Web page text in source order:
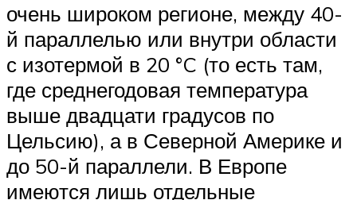
очень широком регионе, между 40-
й параллелью или внутри области
с изотермой в 20 °C (то есть там,
где среднегодовая температура
выше двадцати градусов по
Цельсию), а в Северной Америке и
до 50-й параллели. В Европе
имеются лишь отдельные